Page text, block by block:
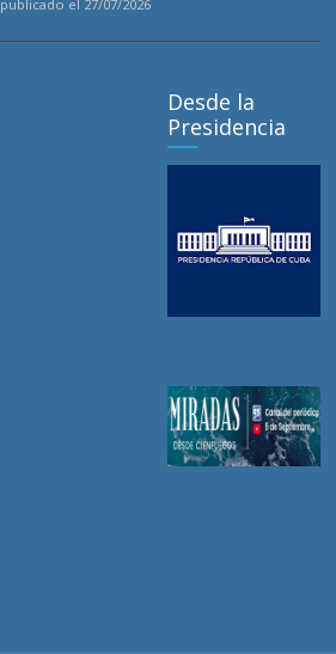
publicado el 27/07/2026
Desde la
Presidencia